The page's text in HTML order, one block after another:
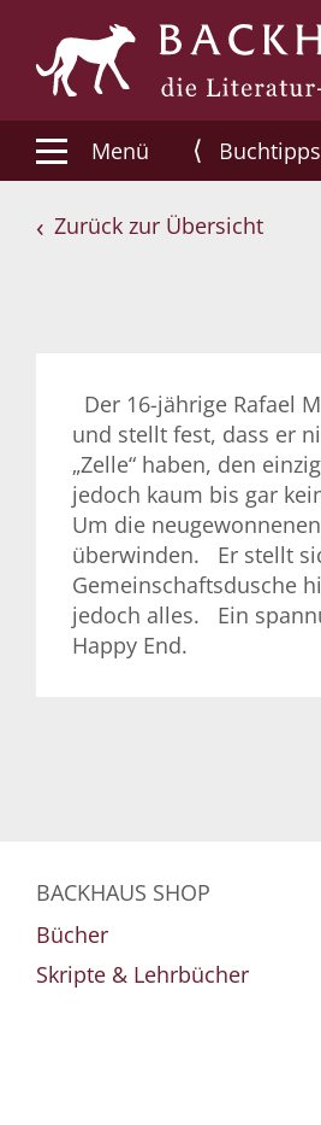
Menü ⟨ Buchtipps
Zurück zur Übersicht
Der 16-jährige Rafael
und stellt fest, dass er
„Zelle“ haben, den
jedoch kaum bis gar
Um die
überwinden. Er stellt
Gemeinschaftsdusche
jedoch alles. Ein
Happy End.
BACKHAUS SHOP
Bücher
Skripte & Lehrbücher